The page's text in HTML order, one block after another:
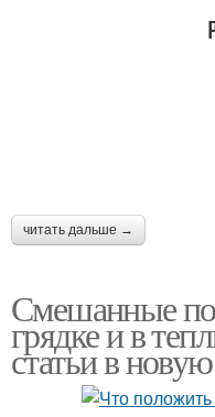
читать дальше →
Смешанные
грядке и в
статьи в